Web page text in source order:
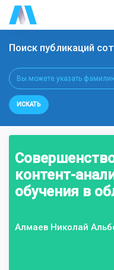
Поиск публикаций
ИСКАТЬ
контент-
обучения в
Алмаев Николай